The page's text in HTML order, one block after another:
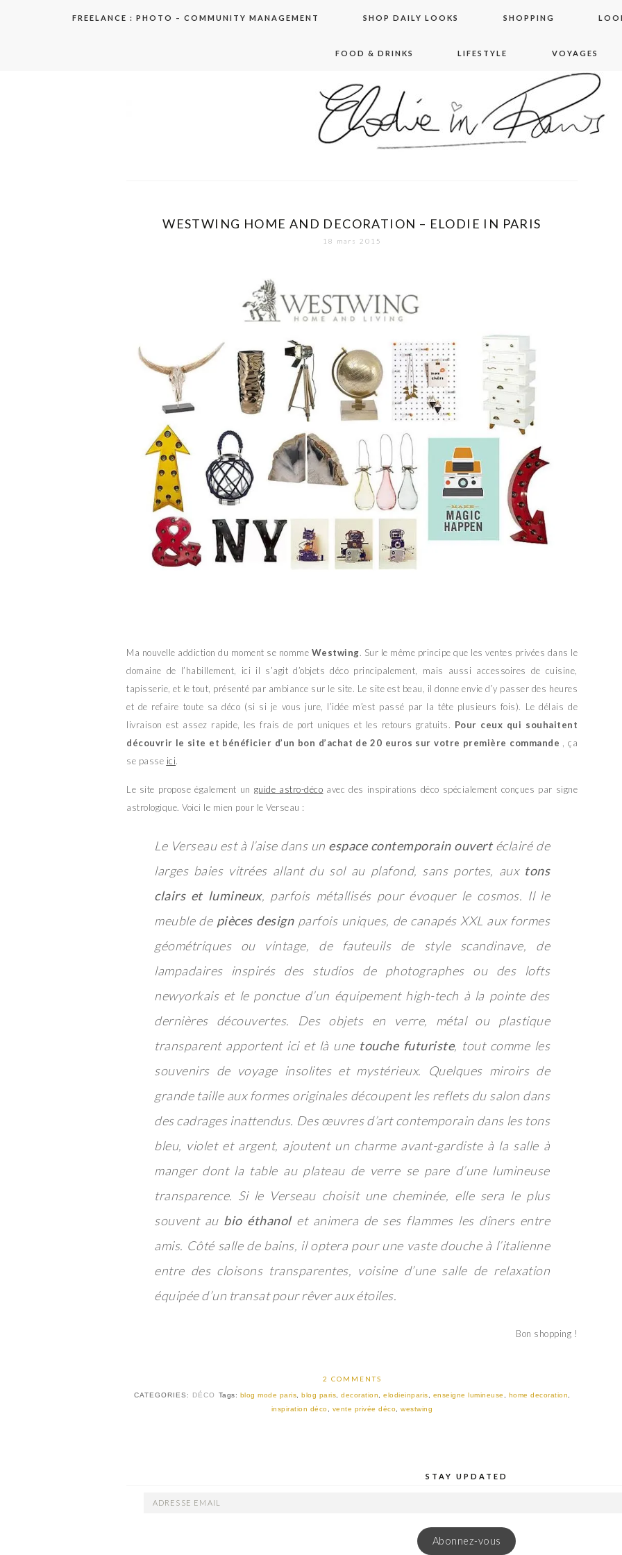
FREELANCE : PHOTO – COMMUNITY MANAGEMENT SHOP DAILY LOOKS SHOPPING
FOOD & DRINKS LIFESTYLE VOYAGES
elodie in paris
WESTWING HOME AND DECORATION – ELODIE IN PARIS
18 mars 2015
Ma nouvelle addiction du moment se nomme Westwing. Sur le même principe que les ventes privées dans le
domaine de l’habillement, ici il s’agit d’objets déco principalement, mais aussi accessoires de cuisine,
tapisserie, et le tout, présenté par ambiance sur le site. Le site est beau, il donne envie d’y passer des heures
et de refaire toute sa déco (si si je vous jure, l’idée m’est passé par la tête plusieurs fois). Le délais de
livraison est assez rapide, les frais de port uniques et les retours gratuits. Pour ceux qui souhaitent
découvrir le site et bénéficier d’un bon d’achat de 20 euros sur votre première commande , ça
se passe ici.
Le site propose également un guide astro-déco avec des inspirations déco spécialement conçues par signe
astrologique. Voici le mien pour le Verseau :
Le Verseau est à l’aise dans un espace contemporain ouvertéclairé de
larges baies vitrées allant du sol au plafond, sans portes, aux tons
clairs et lumineux, parfois métallisés pour évoquer le cosmos. Il le
meuble de pièces designparfois uniques, de canapés XXL aux formes
géométriques ou vintage, de fauteuils de style scandinave, de
lampadaires inspirés des studios de photographes ou des lofts
newyorkais et le ponctue d’un équipement high-tech à la pointe des
dernières découvertes. Des objets en verre, métal ou plastique
transparent apportent ici et là une touche futuriste, tout comme les
souvenirs de voyage insolites et mystérieux. Quelques miroirs de
grande taille aux formes originales découpent les reflets du salon dans
des cadrages inattendus. Des œuvres d’art contemporain dans les tons
bleu, violet et argent, ajoutent un charme avant-gardiste à la salle à
manger dont la table au plateau de verre se pare d’une lumineuse
transparence. Si le Verseau choisit une cheminée, elle sera le plus
souvent au bio éthanolet animera de ses flammes les dîners entre
amis. Côté salle de bains, il optera pour une vaste douche à l’italienne
entre des cloisons transparentes, voisine d’une salle de relaxation
équipée d’un transat pour rêver aux étoiles.
Bon shopping !
2 COMMENTS
CATEGORIES: DÉCO Tags: blog mode paris blog paris decoration elodieinparis enseigne lumineuse home decoration
inspiration déco
vente privée déco ,westwing
STAY UPDATED
ADRESSE
Abonnez-vous